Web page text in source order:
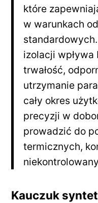
które
w warunkach
izolacji wpływa
trwałość,
utrzymanie
cały okres
precyzji w
prowadzić do
termicznych,
Kauczuk